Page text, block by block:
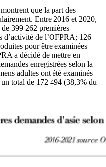
que la part des
Entre 2016 et 2020,
399 262 premières
d’activité de l’OFPRA; 126
pour être examinées
a décidé de mettre en
enregistrées selon la
adultes ont été examinés
total de 172 494 (38,3% du